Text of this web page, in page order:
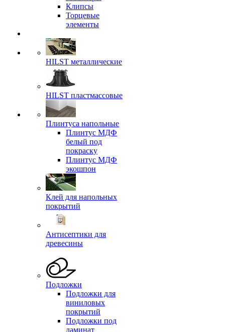
Клипсы
Торцевые
элементы
HILST металлические
HILST пластмассовые
Плинтуса напольные
Плинтус МДФ
белый под
покраску
Плинтус МДФ
экошпон
Клей для напольных
покрытий
Антисептики для
древесины
Подложки
Подложки для
виниловых
покрытий
Подложки под
ламинат